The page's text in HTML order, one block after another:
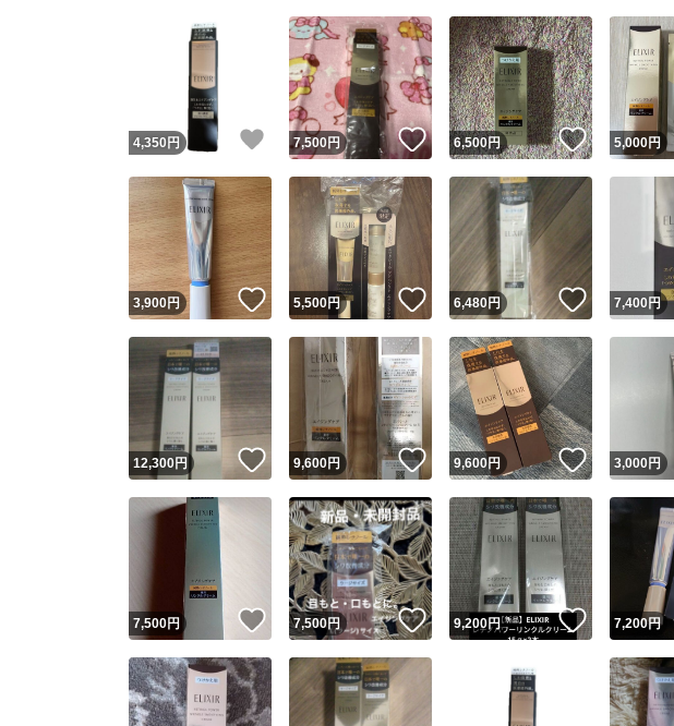
4,350 円 いいね！
7,500円 いいね！
6,500円 いいね！
5,000円
3,900円 いいね！
5,500円 いいね！
6,480円 いいね！
7,400円
12,300円 いいね！
9,600円 いいね！
9,600円 いいね！
3,000円
7,500円 いいね！
7,500円 いいね！
9,200円 いいね！
7,200円